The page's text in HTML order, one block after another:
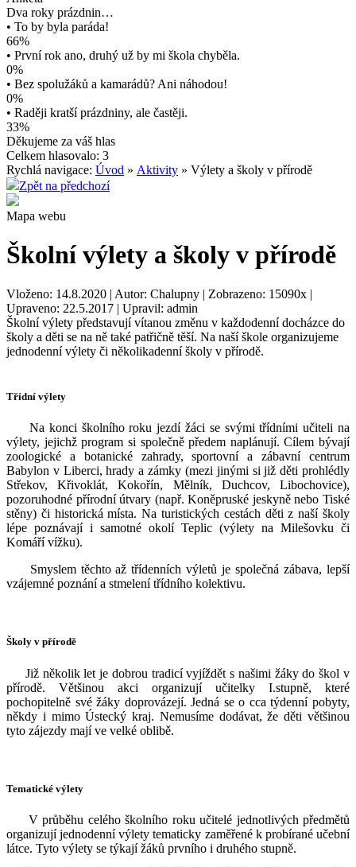
Dva roky prázdnin…
• To by byla paráda!
66%
• První rok ano, druhý už by mi škola chyběla.
0%
• Bez spolužáků a kamarádů? Ani náhodou!
0%
• Raději kratší prázdniny, ale častěji.
33%
Děkujeme za váš hlas
Celkem hlasovalo: 3
Rychlá navigace: Úvod » Aktivity » Výlety a školy v přírodě
Zpět na předchozí
Mapa webu
Školní výlety a školy v přírodě
Vloženo: 14.8.2020 | Autor: Chalupny | Zobrazeno: 15090x |
Upraveno: 22.5.2017 | Upravil: admin
Školní výlety představují vítanou změnu v každodenní docházce do
školy a děti se na ně také patřičně těší. Na naší škole organizujeme
jednodenní výlety či několikadenní školy v přírodě.
Třídní výlety
Na konci školního roku jezdí žáci se svými třídními učiteli na
výlety, jejichž program si společně předem naplánují. Cílem bývají
zoologické a botanické zahrady, sportovní a zábavní centrum
Babylon v Liberci, hrady a zámky (mezi jinými si již děti prohlédly
Střekov, Křivoklát, Kokořín, Mělník, Duchcov, Libochovice),
pozoruhodné přírodní útvary (např. Koněpruské jeskyně nebo Tiské
stěny) či historická místa. Na turistických cestách děti z naší školy
lépe poznávají i samotné okolí Teplic (výlety na Milešovku či
Komáří vížku).
Smyslem těchto až třídenních výletů je společná zábava, lepší
vzájemné poznání a stmelení třídního kolektivu.
Školy v přírodě
Již několik let je dobrou tradicí vyjíždět s našimi žáky do škol v
přírodě. Většinou akci organizují učitelky I.stupně, které
pochopitelně své žáky doprovázejí. Jedná se o cca týdenní pobyty,
někdy i mimo Ústecký kraj. Nemusíme dodávat, že děti většinou
tyto zájezdy mají ve velké oblibě.
Tematické výlety
V průběhu celého školního roku učitelé jednotlivých předmětů
organizují jednodenní výlety tematicky zaměřené k probírané učební
látce. Tyto výlety se týkají žáků prvního i druhého stupně.